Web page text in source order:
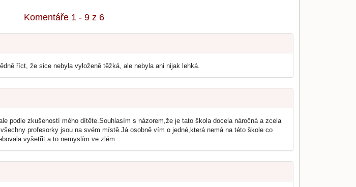
Komentáře 1 - 9 z 6
říct, že sice nebyla vyloženě těžká, ale nebyla ani nijak lehká.
podle zkušeností mého dítěte.Souhlasím s názorem,že je tato škola docela náročná a zcela
profesorky jsou na svém místě.Já osobně vím o jedné,která nemá na této škole co
vyšetřit a to nemyslím ve zlém.